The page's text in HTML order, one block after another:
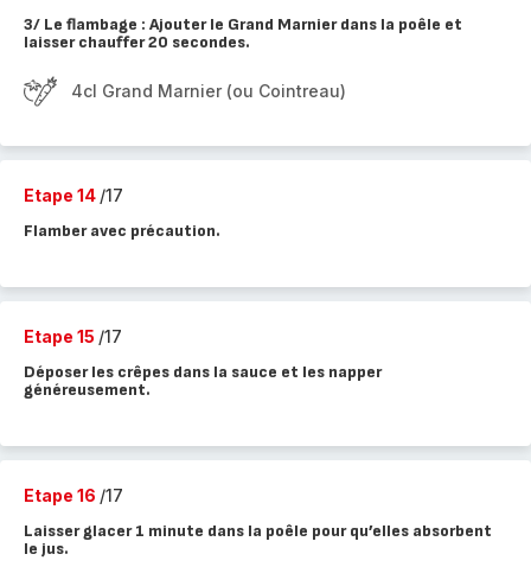
3/ Le flambage : Ajouter le Grand Marnier dans la poêle et
laisser chauffer 20 secondes.
4cl Grand Marnier (ou Cointreau)
Etape 14 /17
Flamber avec précaution.
Etape 15 /17
Déposer les crêpes dans la sauce et les napper
généreusement.
Etape 16 /17
Laisser glacer 1 minute dans la poêle pour qu’elles absorbent
le jus.